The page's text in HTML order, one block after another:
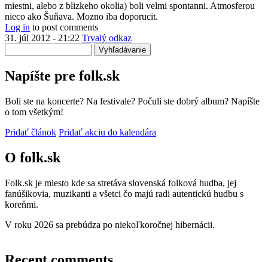
miestni, alebo z blizkeho okolia) boli velmi spontanni. Atmosferou
nieco ako Šuňava. Mozno iba doporucit.
Log in to post comments
31. júl 2012 - 21:22 Trvalý odkaz
Napíšte pre folk.sk
Boli ste na koncerte? Na festivale? Počuli ste dobrý album? Napíšte
o tom všetkým!
Pridať článok Pridať akciu do kalendára
O folk.sk
Folk.sk je miesto kde sa stretáva slovenská folková hudba, jej
fanúšikovia, muzikanti a všetci čo majú radi autentickú hudbu s
koreňmi.
V roku 2026 sa prebúdza po niekoľkoročnej hibernácii.